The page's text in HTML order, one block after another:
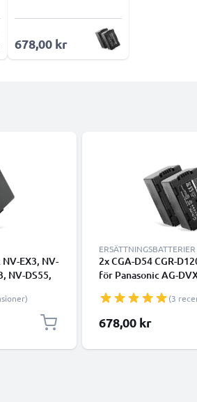
678,00 kr
EX3, NV-
NV-DS55,
från
ERSÄTTNINGSBATTERIER
2x CGA-D54 CGR-
för Panasonic AG-
NV-MX500 NV-DA1
2200mAh Kamera-
med lång batteritid
(3
678,00 kr